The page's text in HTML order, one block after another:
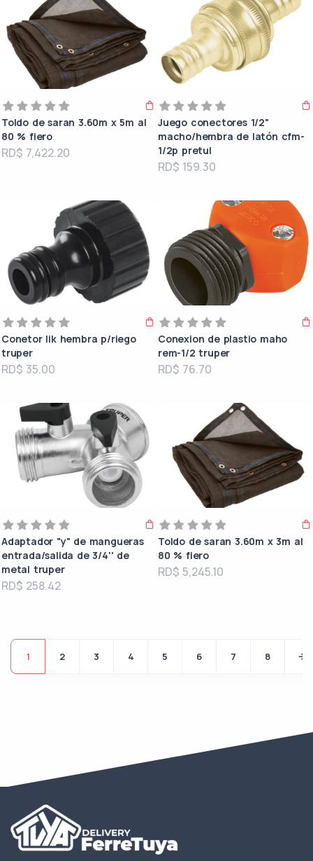
Toldo de saran 3.60m x 5m al
80 % fiero
RD$ 7,422.20
Juego conectores 1/2"
macho/hembra de latón cfm-
1/2p pretul
RD$ 159.30
Conetor lik hembra p/riego
truper
RD$ 35.00
Conexion de plastio maho
rem-1/2 truper
RD$ 76.70
Adaptador "y" de mangueras
entrada/salida de 3/4'' de
metal truper
RD$ 258.42
Toldo de saran 3.60m x 3m al
80 % fiero
RD$ 5,245.10
1 2 3 4 5 6 7 8